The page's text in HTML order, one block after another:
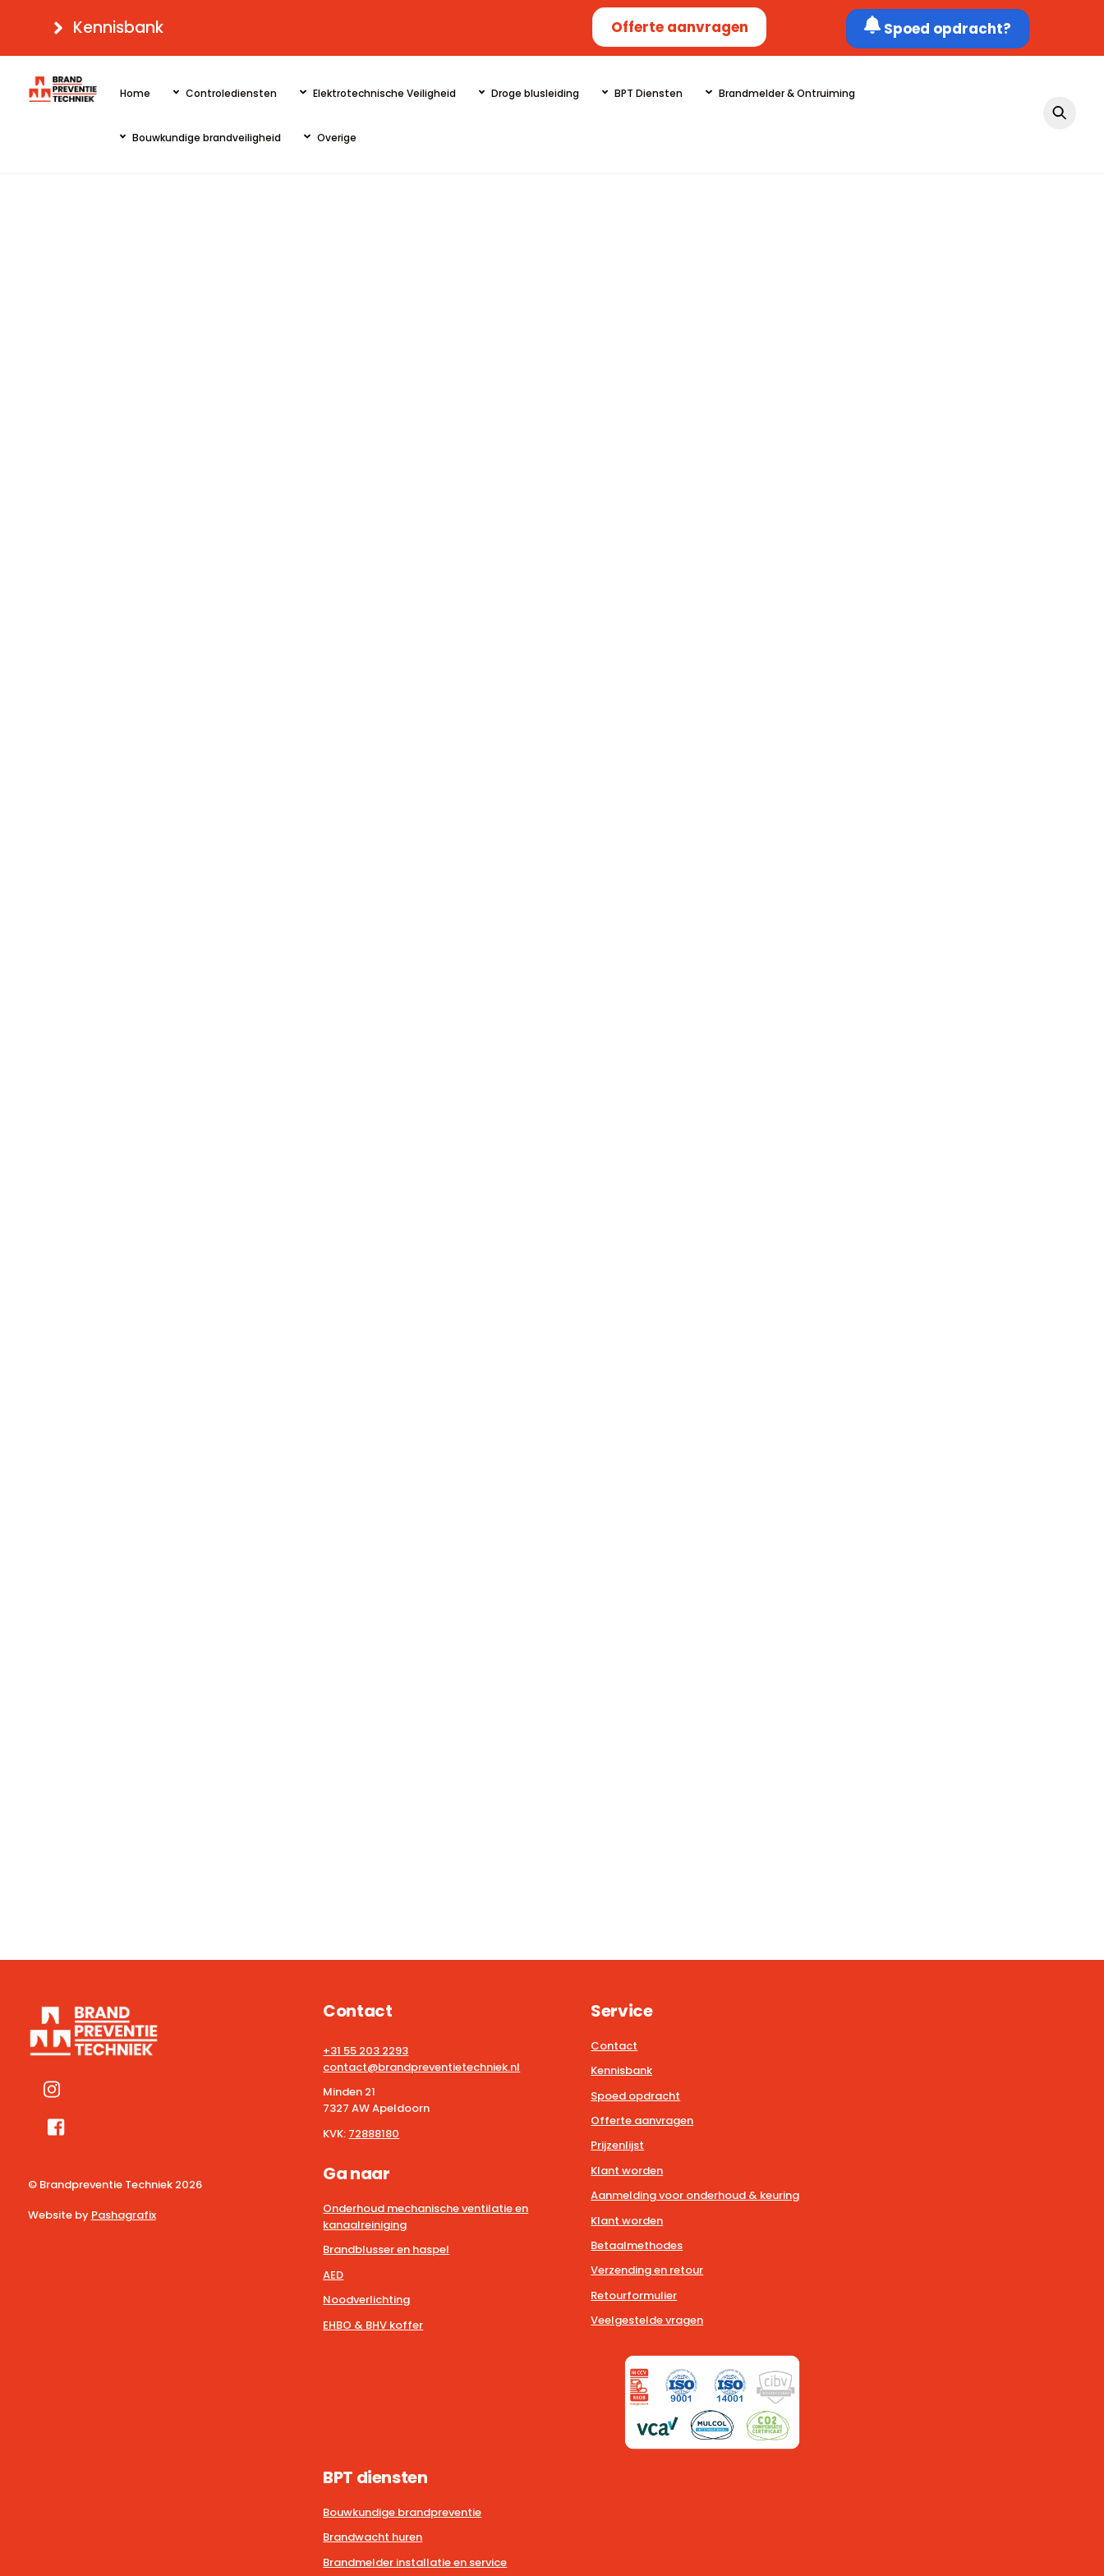
content
Kennisbank Offerte aanvragen Spoed opdracht?
Home Controlediensten Elektrotechnische Veiligheid Droge blusleiding BPT Diensten Brandmelder & Ontruiming
Bouwkundige brandveiligheid Overige
© Brandpreventie Techniek 2026
Website by Pashagrafix
Contact
+31 55 203 2293
contact@brandpreventietechniek.nl
Minden 21
7327 AW Apeldoorn
KVK: 72888180
Ga naar
Onderhoud mechanische ventilatie en
kanaalreiniging
Brandblusser en haspel
AED
Noodverlichting
EHBO & BHV koffer
Service
Contact
Kennisbank
Spoed opdracht
Offerte aanvragen
Prijzenlijst
Klant worden
Aanmelding voor onderhoud & keuring
Klant worden
Betaalmethodes
Verzending en retour
Retourformulier
Veelgestelde vragen
BPT diensten
Bouwkundige brandpreventie
Brandwacht huren
Brandmelder installatie en service